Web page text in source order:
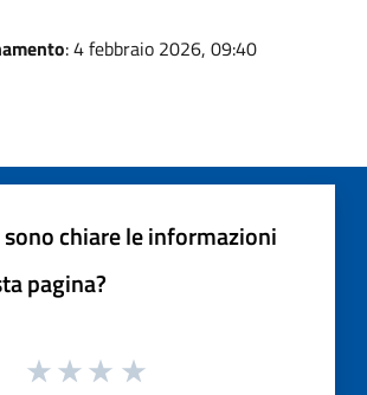
: 4 febbraio 2026, 09:40
chiare le informazioni
pagina?